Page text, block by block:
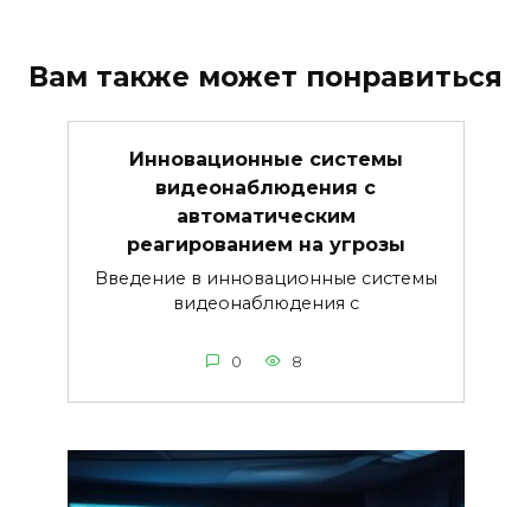
Вам также может понравиться
Инновационные системы
видеонаблюдения с
автоматическим
реагированием на угрозы
Введение в инновационные системы
видеонаблюдения с
0 8